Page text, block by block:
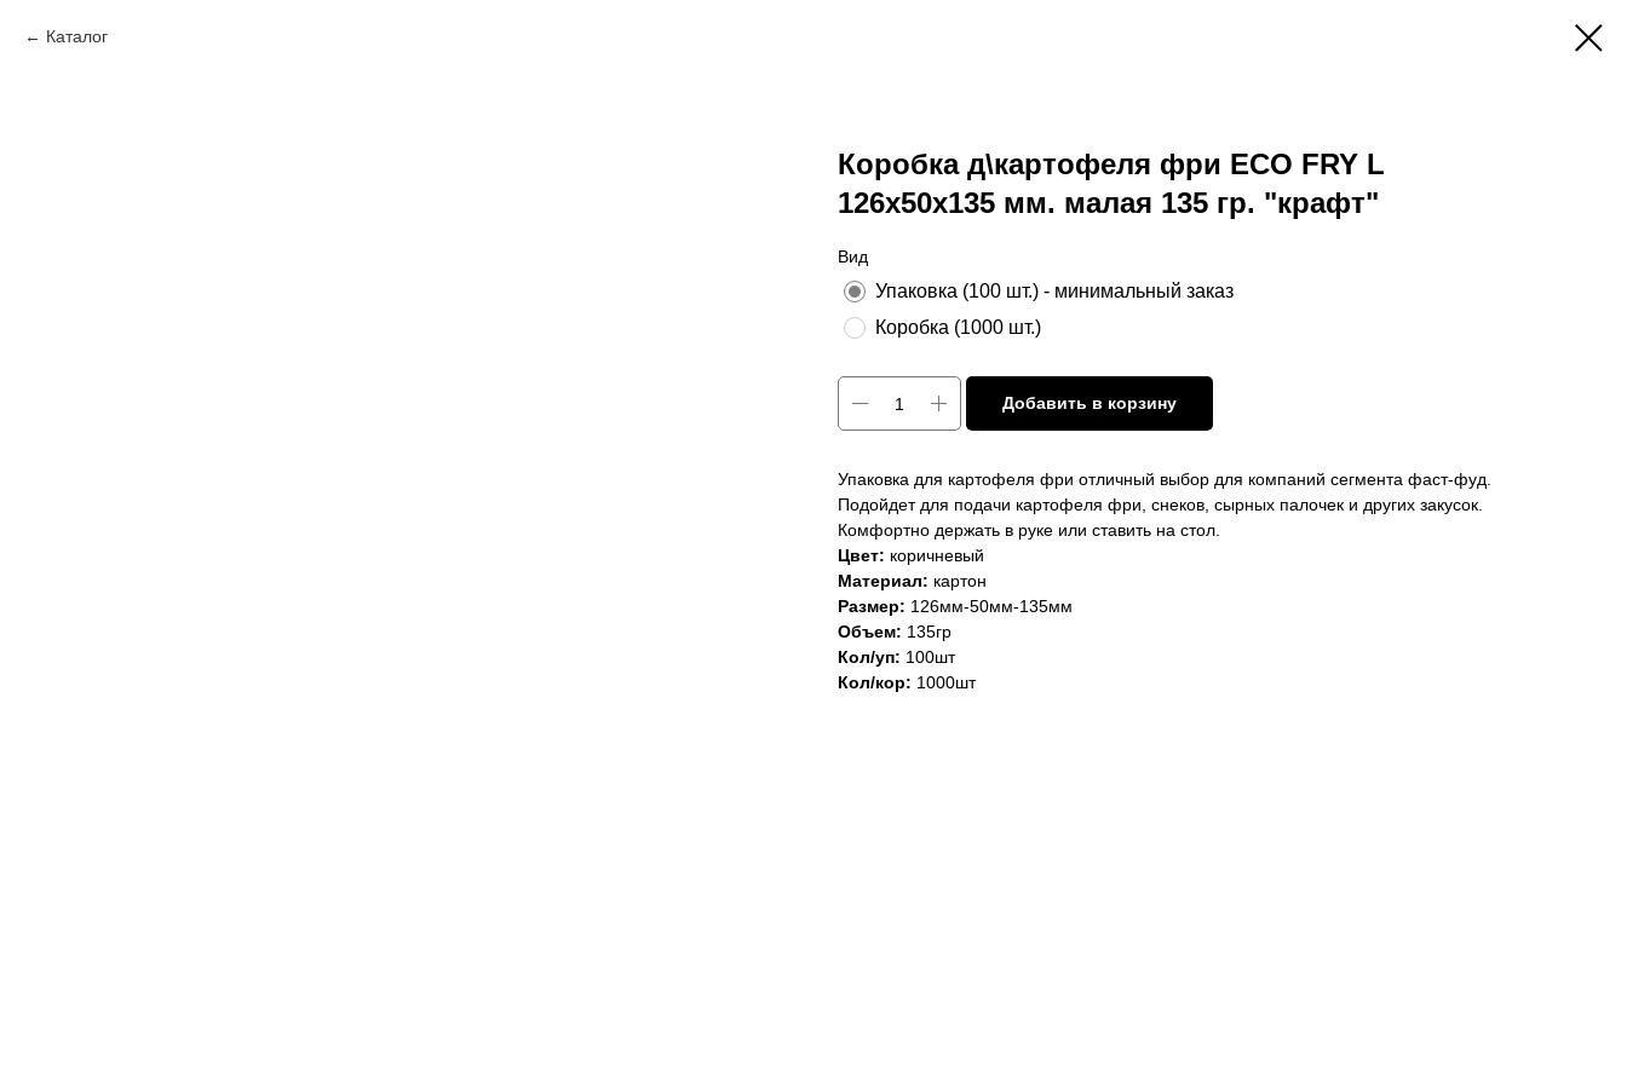
Каталог
Коробка д\картофеля фри ECO FRY L
126х50х135 мм. малая 135 гр. "крафт"
Вид
Упаковка (100 шт.) - минимальный заказ
Коробка (1000 шт.)
Добавить в корзину
Упаковка для картофеля фри отличный выбор для компаний сегмента фаст-фуд.
Подойдет для подачи картофеля фри, снеков, сырных палочек и других закусок.
Комфортно держать в руке или ставить на стол.
Цвет: коричневый
Материал: картон
Размер: 126мм-50мм-135мм
Объем: 135гр
Кол/уп: 100шт
Кол/кор: 1000шт